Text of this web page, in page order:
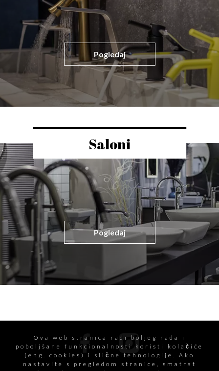
Pogledaj
Saloni
Pogledaj
Ova web stranica radi boljeg rada i
poboljšane funkcionalnosti koristi kolačiće
(eng. cookies) i slične tehnologije. Ako
nastavite s pregledom stranice, smatrat